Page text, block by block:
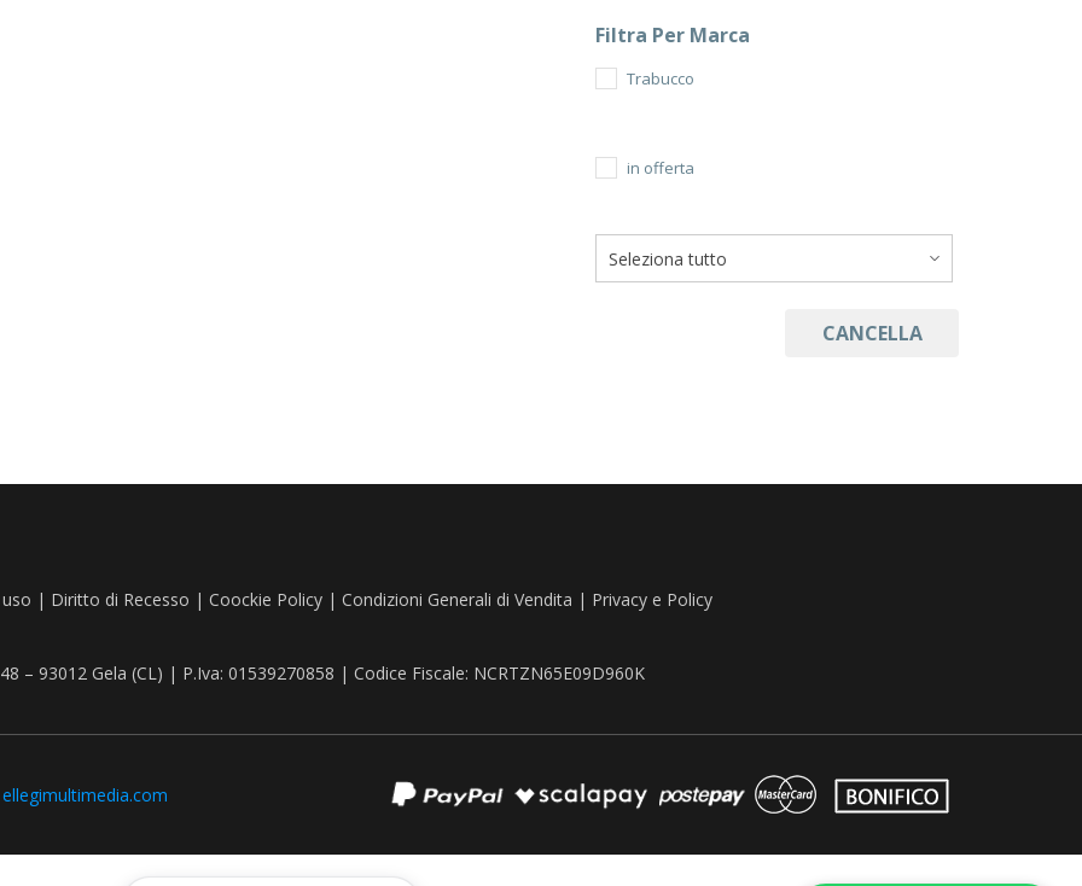
Filtra Per Marca
Trabucco
in offerta
CANCELLA
| Diritto di Recesso | Coockie Policy| Condizioni Generali di Vendita | Privacy e Policy
– 93012 Gela (CL) | P.Iva: 01539270858 | Codice Fiscale: NCRTZN65E09D960K
ellegimultimedia.com